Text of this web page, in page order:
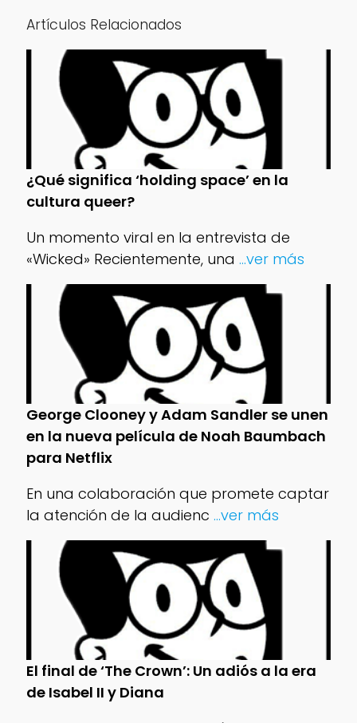
Artículos Relacionados
¿Qué significa ‘holding space’ en la
cultura queer?
Un momento viral en la entrevista de
«Wicked» Recientemente, una ...ver más
George Clooney y Adam Sandler se unen
en la nueva película de Noah Baumbach
para Netflix
En una colaboración que promete captar
la atención de la audienc ...ver más
El final de ‘The Crown’: Un adiós a la era
de Isabel II y Diana